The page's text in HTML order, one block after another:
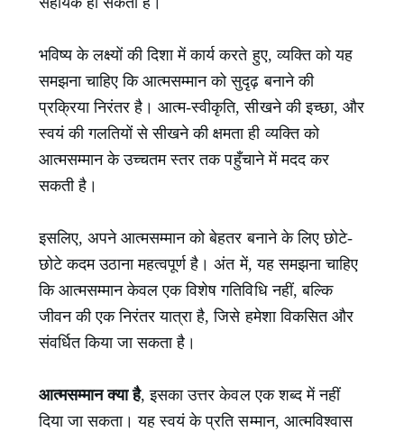
भविष्य के लक्ष्यों की दिशा में कार्य करते हुए, व्यक्ति को यह
समझना चाहिए कि आत्मसम्मान को सुदृढ़ बनाने की
प्रक्रिया निरंतर है। आत्म-स्वीकृति, सीखने की इच्छा, और
स्वयं की गलतियों से सीखने की क्षमता ही व्यक्ति को
आत्मसम्मान के उच्चतम स्तर तक पहुँचाने में मदद कर
सकती है।
इसलिए, अपने आत्मसम्मान को बेहतर बनाने के लिए छोटे-
छोटे कदम उठाना महत्वपूर्ण है। अंत में, यह समझना चाहिए
कि आत्मसम्मान केवल एक विशेष गतिविधि नहीं, बल्कि
जीवन की एक निरंतर यात्रा है, जिसे हमेशा विकसित और
संवर्धित किया जा सकता है।
आत्मसम्मान क्या है, इसका उत्तर केवल एक शब्द में नहीं
दिया जा सकता। यह स्वयं के प्रति सम्मान, आत्मविश्वास